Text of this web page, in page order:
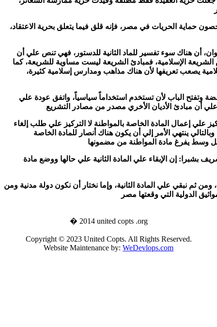
الحريات في مصر، فإنه قلق فيما يتعلق بحرية الاعتقاد،
أن هناك سوء تفسير للماد الثانية للدستور، فهي تنص علي أن
الإسلامية، فمبادئ الشريعة ليست مساوية للشريعة، كما
يصعب تعريفها لأن هناك مذاهب ومدارس إسلامية كثيرة،
وتفتح الباب لأن تستخدم استخداماً سياسياً، واتفق عودة علي
علي إعمال المادة الخاصة بالمواطنة لا التركيز علي طلب إلغاء
ينتهي الأمر إلي أن يكون هناك أنصار للمادة الخاصة
إن الإبقاء علي المادة الثانية علي حالها ووضع مادة
ومن ثم نبقي علي المادة الثانية، وإما نختار أن نكون دولة مدنية ومن
الدولية التي وقعتها مصر
� 2014 united copts .org
Copyright © 2023 United Copts. All Rights Reserved.
Website Maintenance by: WeDevlops.com